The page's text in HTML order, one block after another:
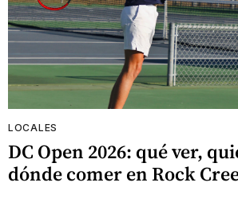
LOCALES
DC Open 2026: qué ver,
dónde comer en Rock